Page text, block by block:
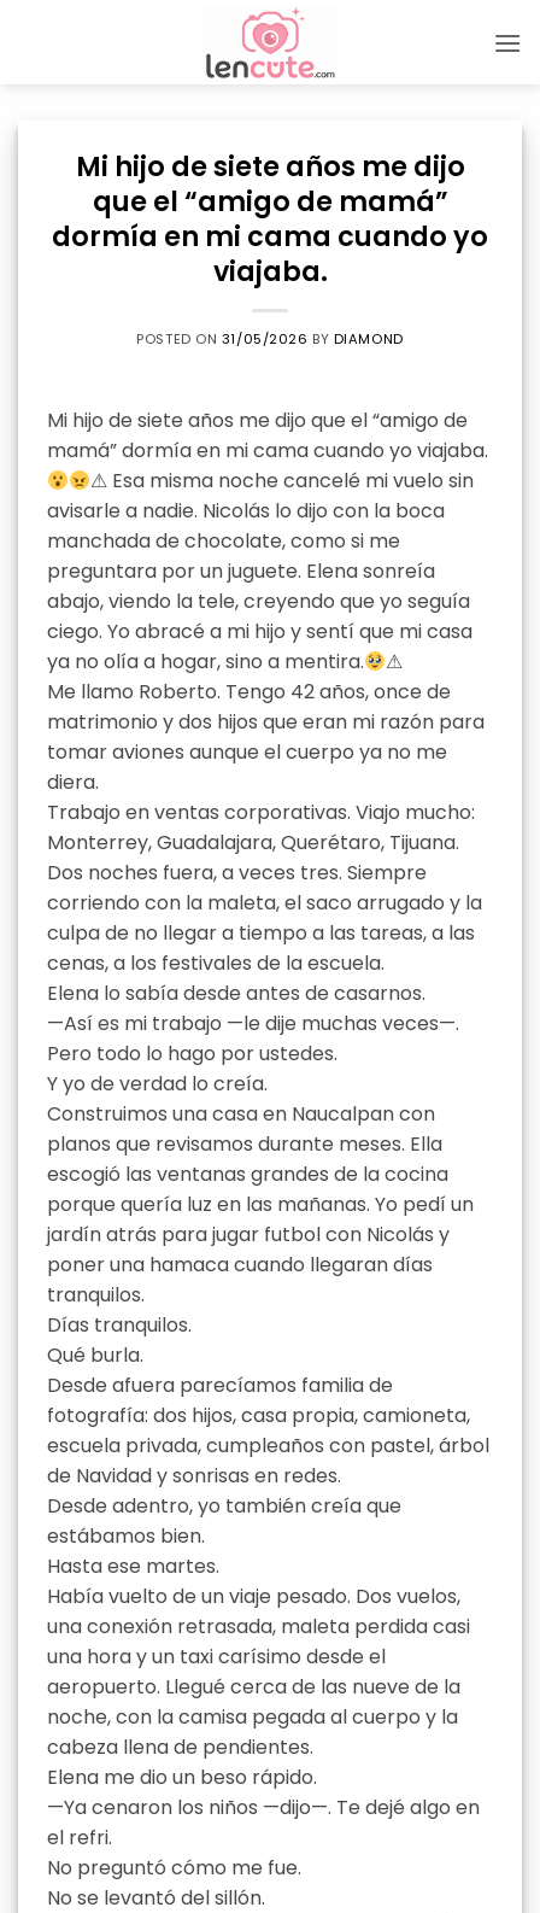
Mi hijo de siete años me dijo
que el “amigo de mamá”
dormía en mi cama cuando yo
viajaba.
POSTED ON 31/05/2026 BY DIAMOND
Mi hijo de siete años me dijo que el “amigo de
mamá” dormía en mi cama cuando yo viajaba.
⚠ Esa misma noche cancelé mi vuelo sin
avisarle a nadie. Nicolás lo dijo con la boca
manchada de chocolate, como si me
preguntara por un juguete. Elena sonreía
abajo, viendo la tele, creyendo que yo seguía
ciego. Yo abracé a mi hijo y sentí que mi casa
ya no olía a hogar, sino a mentira.
⚠
Me llamo Roberto. Tengo 42 años, once de
matrimonio y dos hijos que eran mi razón para
tomar aviones aunque el cuerpo ya no me
diera.
Trabajo en ventas corporativas. Viajo mucho:
Monterrey, Guadalajara, Querétaro, Tijuana.
Dos noches fuera, a veces tres. Siempre
corriendo con la maleta, el saco arrugado y la
culpa de no llegar a tiempo a las tareas, a las
cenas, a los festivales de la escuela.
Elena lo sabía desde antes de casarnos.
—Así es mi trabajo —le dije muchas veces—.
Pero todo lo hago por ustedes.
Y yo de verdad lo creía.
Construimos una casa en Naucalpan con
planos que revisamos durante meses. Ella
escogió las ventanas grandes de la cocina
porque quería luz en las mañanas. Yo pedí un
jardín atrás para jugar futbol con Nicolás y
poner una hamaca cuando llegaran días
tranquilos.
Días tranquilos.
Qué burla.
Desde afuera parecíamos familia de
fotografía: dos hijos, casa propia, camioneta,
escuela privada, cumpleaños con pastel, árbol
de Navidad y sonrisas en redes.
Desde adentro, yo también creía que
estábamos bien.
Hasta ese martes.
Había vuelto de un viaje pesado. Dos vuelos,
una conexión retrasada, maleta perdida casi
una hora y un taxi carísimo desde el
aeropuerto. Llegué cerca de las nueve de la
noche, con la camisa pegada al cuerpo y la
cabeza llena de pendientes.
Elena me dio un beso rápido.
—Ya cenaron los niños —dijo—. Te dejé algo en
el refri.
No preguntó cómo me fue.
No se levantó del sillón.